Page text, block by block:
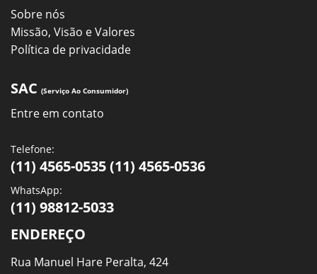
Sobre nós
Missão, Visão e Valores
Política de privacidade
SAC (Serviço Ao Consumidor)
Entre em contato
Telefone:
(11) 4565-0535 (11) 4565-0536
WhatsApp:
(11) 98812-5033
ENDEREÇO
Rua Manuel Hare Peralta, 424